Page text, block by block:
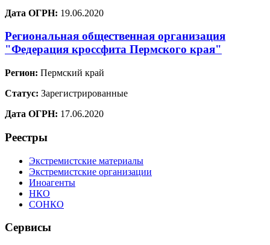
Дата ОГРН: 19.06.2020
Региональная общественная организация
"Федерация кроссфита Пермского края"
Регион: Пермский край
Статус: Зарегистрированные
Дата ОГРН: 17.06.2020
Реестры
Экстремистские материалы
Экстремистские организации
Иноагенты
НКО
СОНКО
Сервисы